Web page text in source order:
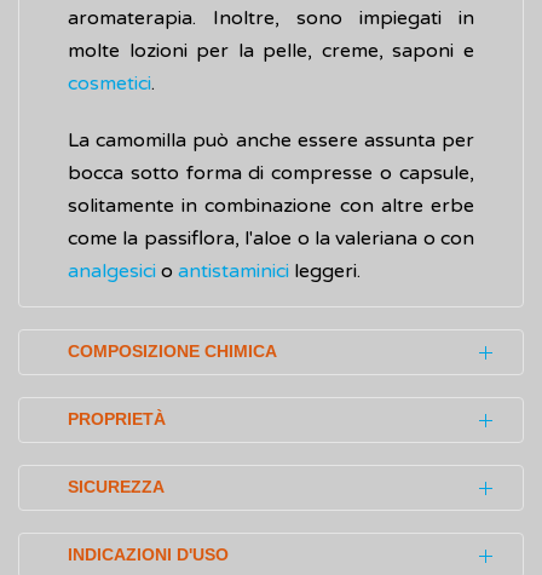
aromaterapia. Inoltre, sono impiegati in
molte lozioni per la pelle, creme, saponi e
cosmetici.
La camomilla può anche essere assunta per
bocca sotto forma di compresse o capsule,
solitamente in combinazione con altre erbe
come la passiflora, l'aloe o la valeriana o con
analgesici o antistaminici leggeri.
COMPOSIZIONE CHIMICA
Gli effetti benefici della camomilla sono
legati alla presenza di diversi flavonoidi
contenuti nella sua parte centrale
(apigenina, luteolina) e di derivati ​​flavonolici
(quercetina, patuletina).
PROPRIETÀ
Tradizionalmente, la camomilla è stata usata
per secoli come medicina antinfiammatoria,
antiossidante, leggermente astringente e
SICUREZZA
Gli effetti indesiderati (effetti collaterali)
INDICAZIONI D'USO